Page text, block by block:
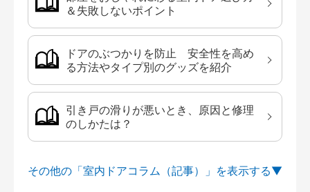
＆失敗しないポイント
ドアのぶつかりを防止 安全性を高め
る方法やタイプ別のグッズを紹介
引き戸の滑りが悪いとき、原因と修理
のしかたは？
その他の「室内ドアコラム（記事）」を